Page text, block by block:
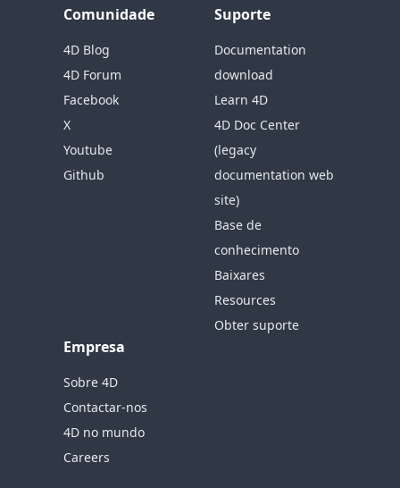
Comunidade
4D Blog
4D Forum
Facebook
X
Youtube
Github
Suporte
Documentation
download
Learn 4D
4D Doc Center
(legacy
documentation web
site)
Base de
conhecimento
Baixares
Resources
Obter suporte
Empresa
Sobre 4D
Contactar-nos
4D no mundo
Careers